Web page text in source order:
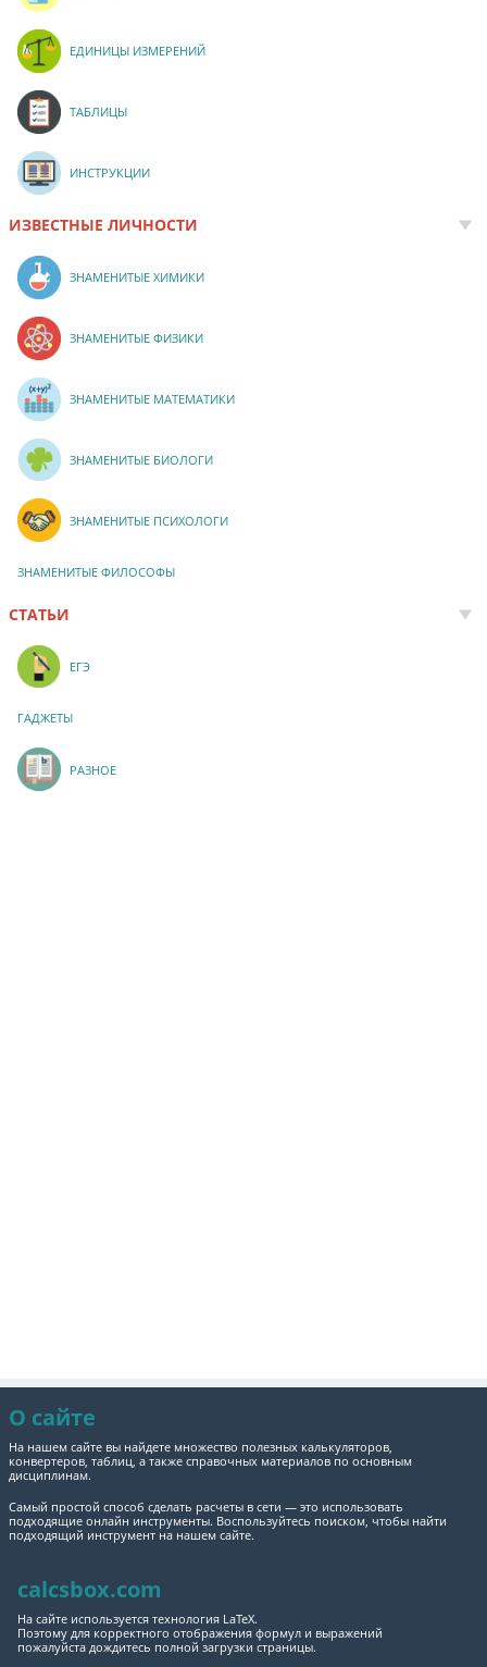
ЕДИНИЦЫ ИЗМЕРЕНИЙ
ТАБЛИЦЫ
ИНСТРУКЦИИ
ИЗВЕСТНЫЕ ЛИЧНОСТИ
ЗНАМЕНИТЫЕ ХИМИКИ
ЗНАМЕНИТЫЕ ФИЗИКИ
ЗНАМЕНИТЫЕ МАТЕМАТИКИ
ЗНАМЕНИТЫЕ БИОЛОГИ
ЗНАМЕНИТЫЕ ПСИХОЛОГИ
ЗНАМЕНИТЫЕ ФИЛОСОФЫ
СТАТЬИ
ЕГЭ
ГАДЖЕТЫ
РАЗНОЕ
О сайте
На нашем сайте вы найдете множество полезных калькуляторов,
конвертеров, таблиц, а также справочных материалов по основным
дисциплинам.
Самый простой способ сделать расчеты в сети — это использовать
подходящие онлайн инструменты. Воспользуйтесь поиском, чтобы найти
подходящий инструмент на нашем сайте.
calcsbox.com
На сайте используется технология LaTeX.
Поэтому для корректного отображения формул и выражений
пожалуйста дождитесь полной загрузки страницы.